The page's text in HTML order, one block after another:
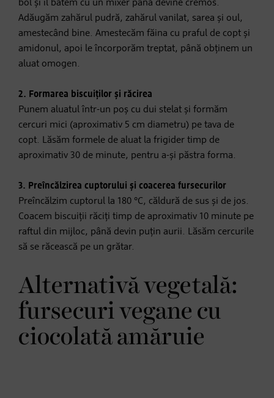
bol și îl batem cu un mixer până devine cremos.
Adăugăm zahărul pudră, zahărul vanilat, sarea și oul,
amestecând bine. Amestecăm făina cu praful de copt și
amidonul, apoi le încorporăm treptat, până obținem un
aluat omogen.
2. Formarea biscuiților și răcirea
Punem aluatul într-un poș cu dui stelat și formăm
cercuri mici (aproximativ 5 cm diametru) pe tava de
copt. Lăsăm formele de aluat la frigider timp de
aproximativ 30 de minute, pentru a-și păstra forma.
3. Preîncălzirea cuptorului și coacerea fursecurilor
Preîncălzim cuptorul la 180 °C, căldură de sus și de jos.
Coacem biscuiții răciți timp de aproximativ 10 minute pe
raftul din mijloc, până devin puțin aurii. Lăsăm cercurile
să se răcească pe un grătar.
Alternativă vegetală:
fursecuri vegane cu
ciocolată amăruie